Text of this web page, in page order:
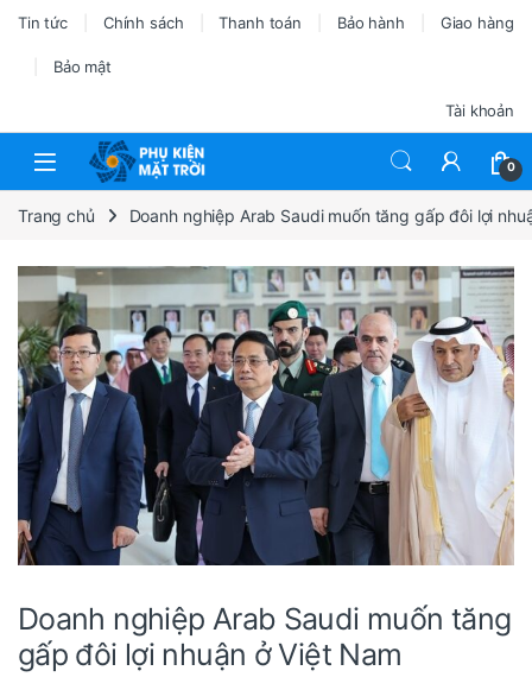
Tin tức Chính sách Thanh toán Bảo hành Giao hàng
Bảo mật
Tài khoản
0
Trang chủ Doanh nghiệp Arab Saudi muốn tăng gấp đôi lợi
Doanh nghiệp Arab Saudi muốn tăng
gấp đôi lợi nhuận ở Việt Nam